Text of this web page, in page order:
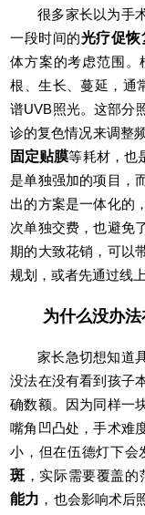
很多家长以为手
一段时间的光疗促恢
体方案的考虑范围。
根、生长、蔓延，通
谱UVB照光。这部分
诊的复色情况来调整
固定贴膜等耗材，也
是单独强加的项目，
出的方案是一体化的
次单独交费，也避免
期的大致花销，可以
规划，或者先通过线
为什么没办
家长急切想知道
没法在没有看到孩子
确数额。因为同样一
嘴角凹凸处，手术难
小，但在伍德灯下会
斑 ，实际需要覆盖
能力 ，也会影响术后